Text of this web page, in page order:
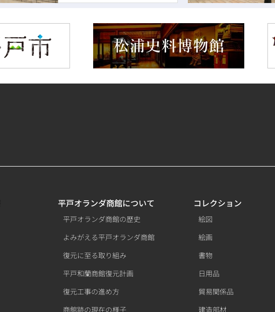
平戸オランダ商館について
平戸オランダ商館の歴史
よみがえる平戸オランダ商館
復元に至る取り組み
平戸和蘭商館復元計画
復元工事の進め方
商館跡の現在の様子
コレクション
絵図
絵画
書物
日用品
貿易関係品
建造部材